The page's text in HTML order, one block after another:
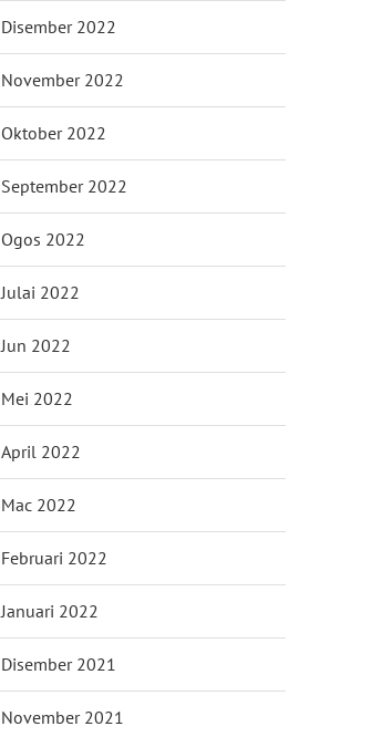
Disember 2022
November 2022
Oktober 2022
September 2022
Ogos 2022
Julai 2022
Jun 2022
Mei 2022
April 2022
Mac 2022
Februari 2022
Januari 2022
Disember 2021
November 2021